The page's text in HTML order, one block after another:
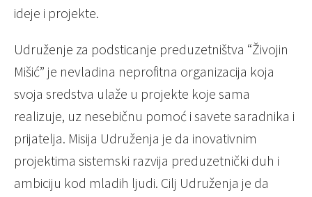
ideje i projekte.
Udruženje za podsticanje preduzetništva “Živojin
Mišić” je nevladina neprofitna organizacija koja
svoja sredstva ulaže u projekte koje sama
realizuje, uz nesebičnu pomoć i savete saradnika i
prijatelja. Misija Udruženja je da inovativnim
projektima sistemski razvija preduzetnički duh i
ambiciju kod mladih ljudi. Cilj Udruženja je da